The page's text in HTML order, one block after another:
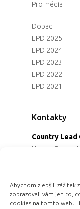
Abychom zlepšili zážitek
zobrazovali vám jen to,
cookies na tomto webu.
Pro média
Dopad
EPD 2025
EPD 2024
EPD 2023
EPD 2022
EPD 2021
Kontakty
Country Lead
Helena
Programová
Jana